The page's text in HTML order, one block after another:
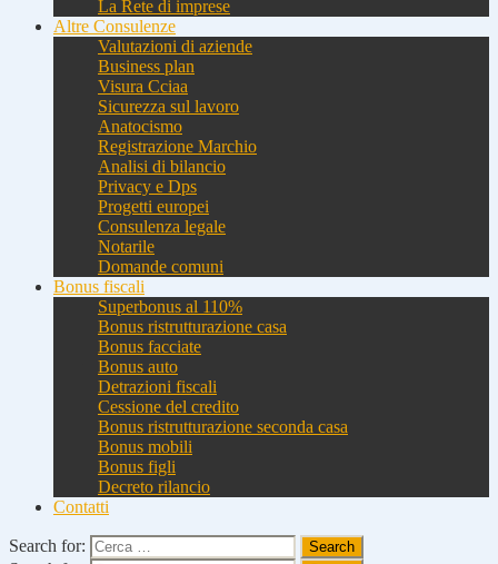
La Rete di imprese
Altre Consulenze
Valutazioni di aziende
Business plan
Visura Cciaa
Sicurezza sul lavoro
Anatocismo
Registrazione Marchio
Analisi di bilancio
Privacy e Dps
Progetti europei
Consulenza legale
Notarile
Domande comuni
Bonus fiscali
Superbonus al 110%
Bonus ristrutturazione casa
Bonus facciate
Bonus auto
Detrazioni fiscali
Cessione del credito
Bonus ristrutturazione seconda casa
Bonus mobili
Bonus figli
Decreto rilancio
Contatti
Search for: